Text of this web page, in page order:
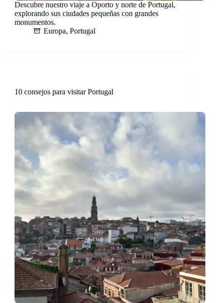
Descubre nuestro viaje a Oporto y norte de Portugal,
explorando sus ciudades pequeñas con grandes
monumentos.
Europa, Portugal
10 consejos para visitar Portugal